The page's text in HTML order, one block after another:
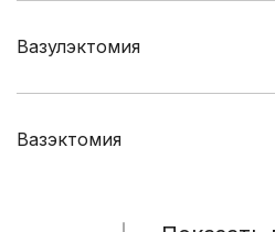
Вазулэктомия
Вазэктомия